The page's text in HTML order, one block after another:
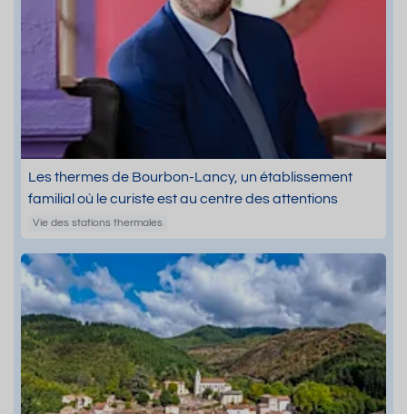
Les thermes de Bourbon-Lancy, un établissement
familial où le curiste est au centre des attentions
Vie des stations thermales